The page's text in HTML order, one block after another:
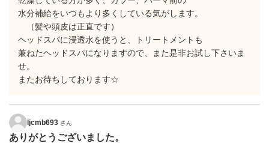
水分補給をいつもより多くしている気がします。
（髪や頭皮は正直です）
ヘッドスパに浸透水を使うと、トリートメントも
兼ねたヘッドスパになりますので、また是非お試し下さいま
せ。
またお待ちしております☆
ljcmb693 さん
ありがとうございました。